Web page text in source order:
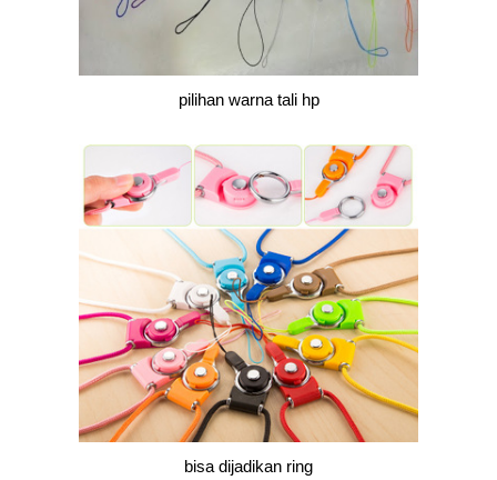
pilihan warna tali hp
bisa dijadikan ring